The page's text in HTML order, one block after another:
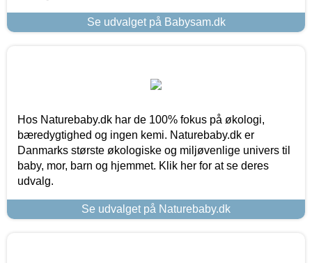
Se udvalget på Babysam.dk
Hos Naturebaby.dk har de 100% fokus på økologi,
bæredygtighed og ingen kemi. Naturebaby.dk er
Danmarks største økologiske og miljøvenlige univers til
baby, mor, barn og hjemmet. Klik her for at se deres
udvalg.
Se udvalget på Naturebaby.dk